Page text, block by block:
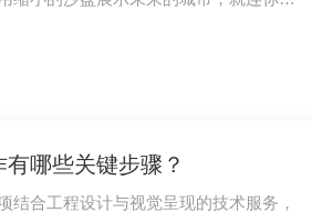
哪些关键步骤？
结合工程设计与视觉呈现的技术服务，